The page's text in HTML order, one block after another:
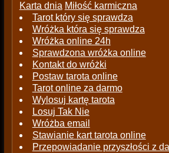
Karta dnia Miłość karmiczna
Tarot który się sprawdza
Wróżka która się sprawdza
Wróżka online 24h
Sprawdzona wróżka online
Kontakt do wróżki
Postaw tarota online
Tarot online za darmo
Wylosuj kartę tarota
Losuj Tak Nie
Wróżba email
Stawianie kart tarota online
Przepowiadanie przyszłości z